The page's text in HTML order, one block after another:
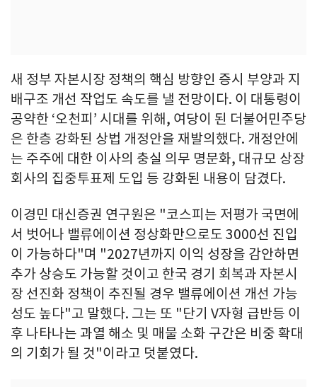
새 정부 자본시장 정책의 핵심 방향인 증시 부양과 지
배구조 개선 작업도 속도를 낼 전망이다. 이 대통령이
공약한 ‘오천피’ 시대를 위해, 여당이 된 더불어민주당
은 한층 강화된 상법 개정안을 재발의했다. 개정안에
는 주주에 대한 이사의 충실 의무 명문화, 대규모 상장
회사의 집중투표제 도입 등 강화된 내용이 담겼다.
이경민 대신증권 연구원은 "코스피는 저평가 국면에
서 벗어나 밸류에이션 정상화만으로도 3000선 진입
이 가능하다"며 "2027년까지 이익 성장을 감안하면
추가 상승도 가능할 것이고 한국 경기 회복과 자본시
장 선진화 정책이 추진될 경우 밸류에이션 개선 가능
성도 높다"고 말했다. 그는 또 "단기 V자형 급반등 이
후 나타나는 과열 해소 및 매물 소화 구간은 비중 확대
의 기회가 될 것"이라고 덧붙였다.